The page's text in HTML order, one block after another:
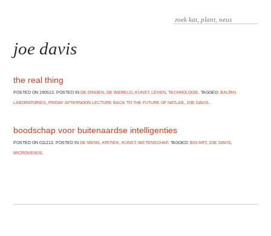
joe davis
the real thing
POSTED ON 190513. POSTED INDE DINGEN ,DE WERELD ,KUNST,LEVEN ,TECHNOLOGIE . TAGGED:BALTAN
LABORATORIES ,FRIDAY AFTERNOON LECTURE BACK TO THE FUTURE OF NATLAB JOE DAVIS
boodschap voor buitenaardse intelligenties
POSTED ON 011212. POSTED INDE MENS,KRITIEK,KUNST,WETENSCHAP. TAGGED:BIO ART,JOE DAVIS,
MICROVENUS.